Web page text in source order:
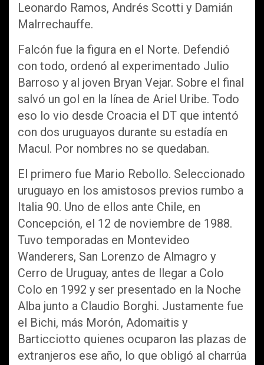
Leonardo Ramos, Andrés Scotti y Damián
Malrrechauffe.
Falcón fue la figura en el Norte. Defendió
con todo, ordenó al experimentado Julio
Barroso y al joven Bryan Vejar. Sobre el final
salvó un gol en la línea de Ariel Uribe. Todo
eso lo vio desde Croacia el DT que intentó
con dos uruguayos durante su estadía en
Macul. Por nombres no se quedaban.
El primero fue Mario Rebollo. Seleccionado
uruguayo en los amistosos previos rumbo a
Italia 90. Uno de ellos ante Chile, en
Concepción, el 12 de noviembre de 1988.
Tuvo temporadas en Montevideo
Wanderers, San Lorenzo de Almagro y
Cerro de Uruguay, antes de llegar a Colo
Colo en 1992 y ser presentado en la Noche
Alba junto a Claudio Borghi. Justamente fue
el Bichi, más Morón, Adomaitis y
Barticciotto quienes ocuparon las plazas de
extranjeros ese año, lo que obligó al charrúa